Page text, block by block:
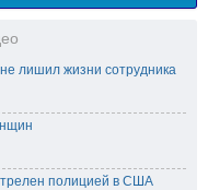
лишил жизни сотрудника
полицией в США